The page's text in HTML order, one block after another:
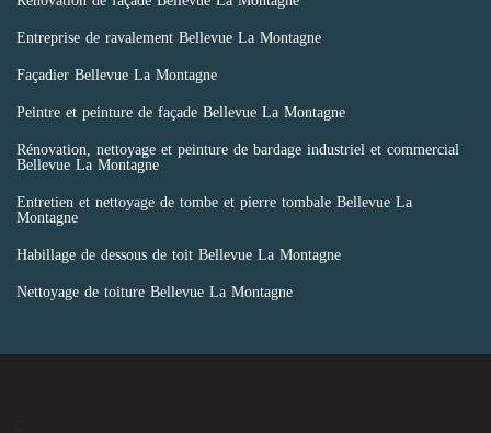
Entreprise de ravalement Bellevue La Montagne
Façadier Bellevue La Montagne
Peintre et peinture de façade Bellevue La Montagne
Rénovation, nettoyage et peinture de bardage industriel et commercial
Bellevue La Montagne
Entretien et nettoyage de tombe et pierre tombale Bellevue La
Montagne
Habillage de dessous de toit Bellevue La Montagne
Nettoyage de toiture Bellevue La Montagne